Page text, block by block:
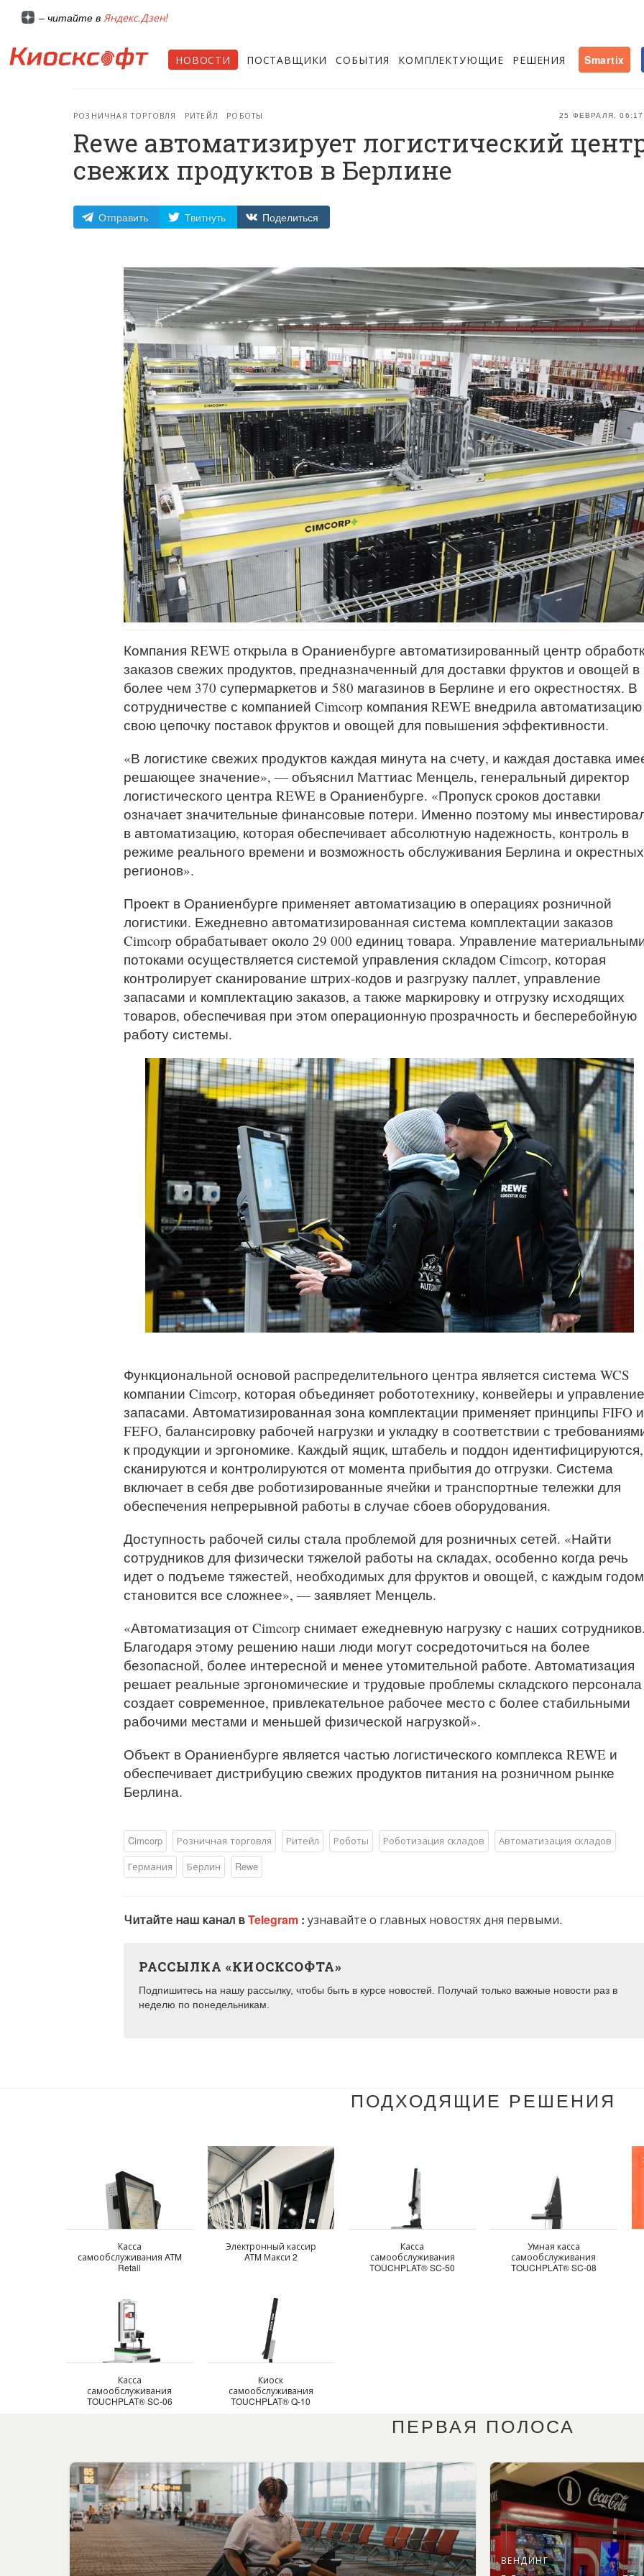
– читайте в Яндекс.Дзен!
НОВОСТИ ПОСТАВЩИКИ СОБЫТИЯ КОМПЛЕКТУЮЩИЕ РЕШЕНИЯ Smartix
25 ФЕВРАЛЯ, 06:17
РОЗНИЧНАЯ ТОРГОВЛЯ РИТЕЙЛ РОБОТЫ
Rewe автоматизирует логистический
свежих продуктов в Берлине
Отправить Твитнуть Поделиться
Компания REWE открыла в Ораниенбурге автоматизированный центр
заказов свежих продуктов, предназначенный для доставки фруктов и овощей в
более чем 370 супермаркетов и 580 магазинов в Берлине и его окрестностях. В
сотрудничестве с компанией Cimcorp компания REWE внедрила
свою цепочку поставок фруктов и овощей для повышения эффективности.
«В логистике свежих продуктов каждая минута на счету, и каждая доставка
решающее значение», — объяснил Маттиас Менцель, генеральный директор
логистического центра REWE в Ораниенбурге. «Пропуск сроков доставки
означает значительные финансовые потери. Именно поэтому мы
в автоматизацию, которая обеспечивает абсолютную надежность, контроль в
режиме реального времени и возможность обслуживания Берлина и окрестных
регионов».
Проект в Ораниенбурге применяет автоматизацию в операциях розничной
логистики. Ежедневно автоматизированная система комплектации заказов
Cimcorp обрабатывает около 29 000 единиц товара. Управление
потоками осуществляется системой управления складом Cimcorp, которая
контролирует сканирование штрих-кодов и разгрузку паллет, управление
запасами и комплектацию заказов, а также маркировку и отгрузку исходящих
товаров, обеспечивая при этом операционную прозрачность и бесперебойную
работу системы.
Функциональной основой распределительного центра является система WCS
компании Cimcorp, которая объединяет робототехнику, конвейеры и управление
запасами. Автоматизированная зона комплектации применяет принципы FIFO и
FEFO, балансировку рабочей нагрузки и укладку в соответствии с
к продукции и эргономике. Каждый ящик, штабель и поддон идентифицируются,
сканируются и контролируются от момента прибытия до отгрузки. Система
включает в себя две роботизированные ячейки и транспортные тележки для
обеспечения непрерывной работы в случае сбоев оборудования.
Доступность рабочей силы стала проблемой для розничных сетей. «Найти
сотрудников для физически тяжелой работы на складах, особенно когда речь
идет о подъеме тяжестей, необходимых для фруктов и овощей, с каждым годом
становится все сложнее», — заявляет Менцель.
«Автоматизация от Cimcorp снимает ежедневную нагрузку с наших
Благодаря этому решению наши люди могут сосредоточиться на более
безопасной, более интересной и менее утомительной работе. Автоматизация
решает реальные эргономические и трудовые проблемы складского
создает современное, привлекательное рабочее место с более стабильными
рабочими местами и меньшей физической нагрузкой».
Объект в Ораниенбурге является частью логистического комплекса REWE и
обеспечивает дистрибуцию свежих продуктов питания на розничном рынке
Берлина.
Cimcorp Розничная торговля Ритейл Роботы Роботизация складов
Автоматизация складов
Германия
Берлин Rewe
Читайте наш канал вTelegram : узнавайте о главных новостях дня первыми.
РАССЫЛКА «КИОСКСОФТА»
Подпишитесь на нашу рассылку, чтобы быть в курсе новостей. Получай только важные новости раз в
неделю по понедельникам.
ПОДХОДЯЩИЕ РЕШЕНИЯ
Касса
самообслуживания ATM
Retail
Электронный кассир
ATM Макси 2
Касса
самообслуживания
TOUCHPLAT® SC-50
Умная касса
самообслуживания
TOUCHPLAT® SC-08
Касса
самообслуживания
TOUCHPLAT® SC-06
Киоск
самообслуживания
TOUCHPLAT® Q-10
ПЕРВАЯ ПОЛОСА
ВЕНДИНГ